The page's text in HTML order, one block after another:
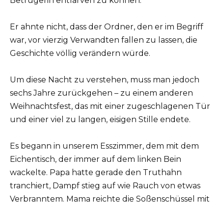
Er ahnte nicht, dass der Ordner, den er im Begriff
war, vor vierzig Verwandten fallen zu lassen, die
Geschichte völlig verändern würde.
Um diese Nacht zu verstehen, muss man jedoch
sechs Jahre zurückgehen – zu einem anderen
Weihnachtsfest, das mit einer zugeschlagenen Tür
und einer viel zu langen, eisigen Stille endete.
Es begann in unserem Esszimmer, dem mit dem
Eichentisch, der immer auf dem linken Bein
wackelte. Papa hatte gerade den Truthahn
tranchiert, Dampf stieg auf wie Rauch von etwas
Verbranntem. Mama reichte die Soßenschüssel mit